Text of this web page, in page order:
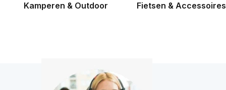
Kamperen & Outdoor Fietsen & Accessoires